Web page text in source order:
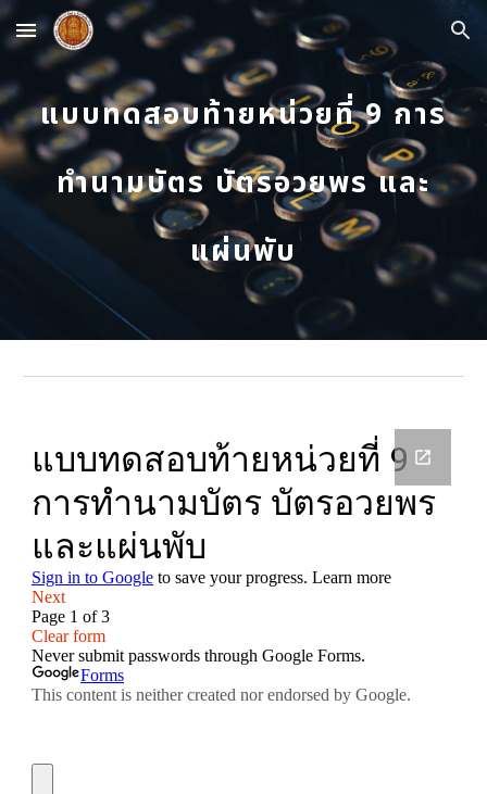
Skip to main content Skip to navigation
แบบทดสอบท้ายหน่วยที่ 9 การ
ทำนามบัตร บัตรอวยพร และ
แผ่นพับ